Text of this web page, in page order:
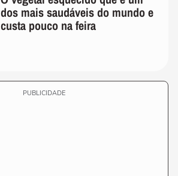
dos mais saudáveis do mundo e
custa pouco na feira
PUBLICIDADE